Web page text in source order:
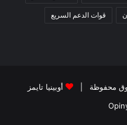
قوات الدعم السريع
أوبينيا تايمز